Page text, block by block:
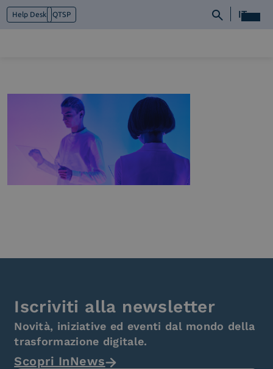
Help Desk QTSP IT
Cosa facciamo
Piattaforme
News e Media
Contattaci
Iscriviti alla newsletter
Novità, iniziative ed eventi dal mondo della
trasformazione digitale.
Scopri InNews